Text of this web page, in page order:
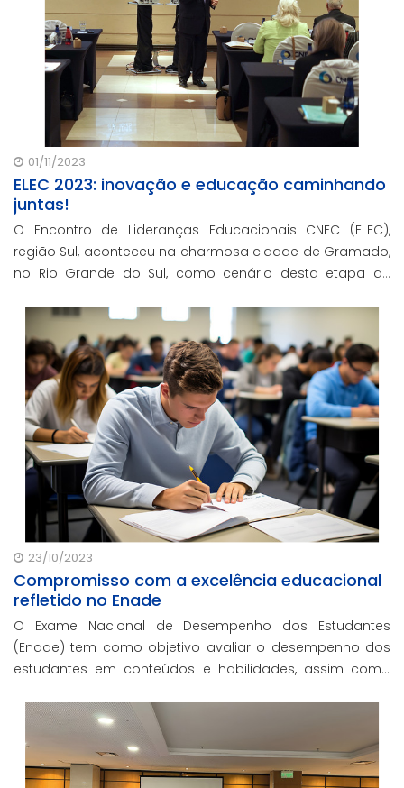
01/11/2023
ELEC 2023: inovação e educação caminhando
juntas!
O Encontro de Lideranças Educacionais CNEC (ELEC),
região Sul, aconteceu na charmosa cidade de Gramado,
no Rio Grande do Sul, como cenário desta etapa de
transformadoras e fortalecer os laços dentro da grand
23/10/2023
Compromisso com a excelência educacional
refletido no Enade
O Exame Nacional de Desempenho dos Estudantes
(Enade) tem como objetivo avaliar o desempenho dos
estudantes em conteúdos e habilidades, assim como
ensino superior.